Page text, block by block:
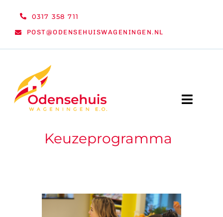
0317 358 711
POST@ODENSEHUISWAGENINGEN.NL
Toggle
WELKOMKeuzeprogramma